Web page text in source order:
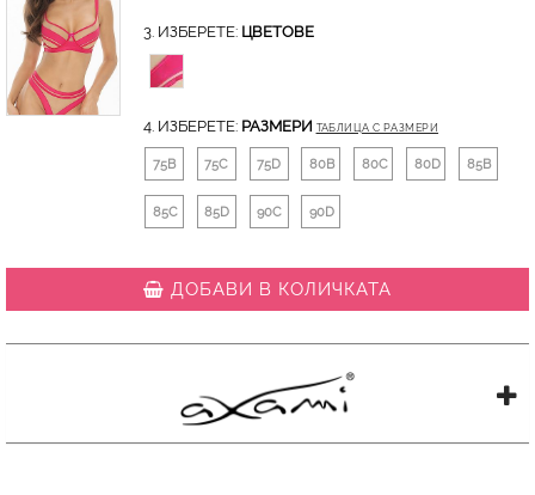
3. ИЗБЕРЕТЕ: ЦВЕТОВЕ
4. ИЗБЕРЕТЕ: РАЗМЕРИ ТАБЛИЦА С РАЗМЕРИ
75B 75C 75D 80B 80C 80D 85B
85C 85D 90C 90D
ДОБАВИ В КОЛИЧКАТА